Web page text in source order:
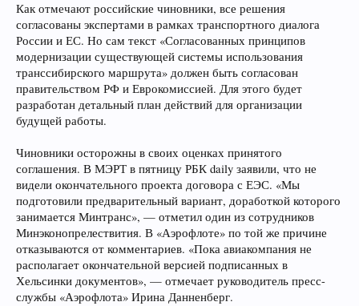
Как отмечают российские чиновники, все решения
согласованы экспертами в рамках транспортного диалога
России и ЕС. Но сам текст «Согласованных принципов
модернизации существующей системы использования
транссибирского маршрута» должен быть согласован
правительством РФ и Еврокомиссией. Для этого будет
разработан детальный план действий для организации
будущей работы.
Чиновники осторожны в своих оценках принятого
соглашения. В МЭРТ в пятницу РБК daily заявили, что не
видели окончательного проекта договора с ЕЭС. «Мы
подготовили предварительный вариант, доработкой которого
занимается Минтранс», — отметил один из сотрудников
Минэконопрелествития. В «Аэрофлоте» по той же причине
отказываются от комментариев. «Пока авиакомпания не
располагает окончательной версией подписанных в
Хельсинки документов», — отмечает руководитель пресс-
службы «Аэрофлота» Ирина Данненберг.